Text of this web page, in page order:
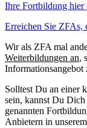
Ihre Fortbildung hier
Erreichen Sie ZFAs,
Wir als ZFA mal
Weiterbildungen an,
Solltest Du an einer
sein, kannst Du
genannten
Anbietern in unserem